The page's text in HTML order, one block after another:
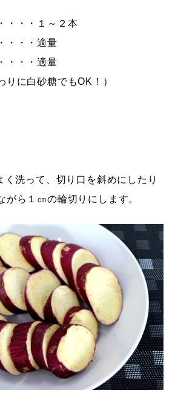
・・・１～２本
・・・適量
・・・適量
りに白砂糖でもOK！）
く洗って、切り口を斜めにしたり
がら１㎝の輪切りにします。